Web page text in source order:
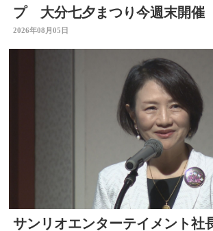
プ 大分七夕まつり今週末開
2026年08月05日
サンリオエンターテイメント社